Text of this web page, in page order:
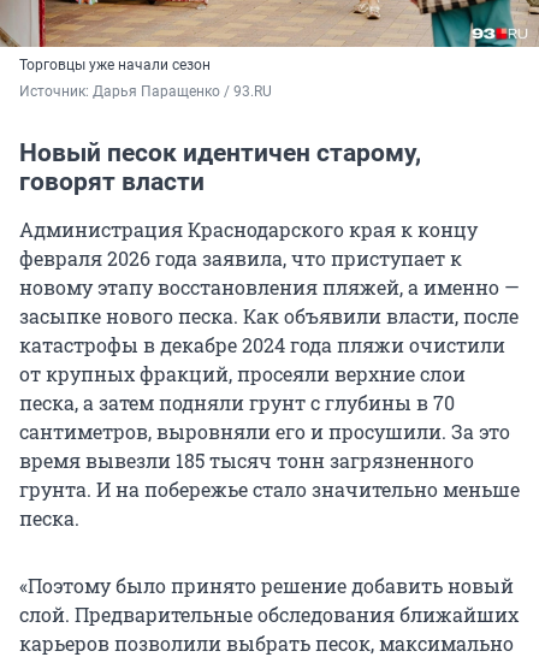
Торговцы уже начали сезон
Источник: Дарья Паращенко / 93.RU
Новый песок идентичен старому,
говорят власти
Администрация Краснодарского края к концу
февраля 2026 года заявила, что приступает к
новому этапу восстановления пляжей, а именно —
засыпке нового песка. Как объявили власти, после
катастрофы в декабре 2024 года пляжи очистили
от крупных фракций, просеяли верхние слои
песка, а затем подняли грунт с глубины в 70
сантиметров, выровняли его и просушили. За это
время вывезли 185 тысяч тонн загрязненного
грунта. И на побережье стало значительно меньше
песка.
«Поэтому было принято решение добавить новый
слой. Предварительные обследования ближайших
карьеров позволили выбрать песок, максимально